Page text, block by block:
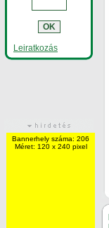
Leiratkozás
Bannerhely száma: 206
Méret: 120 x 240 pixel